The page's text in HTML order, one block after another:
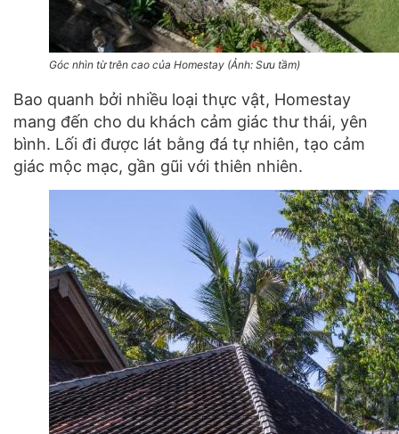
Góc nhìn từ trên cao của Homestay (Ảnh: Sưu tầm)
Bao quanh bởi nhiều loại thực vật, Homestay
mang đến cho du khách cảm giác thư thái, yên
bình. Lối đi được lát bằng đá tự nhiên, tạo cảm
giác mộc mạc, gần gũi với thiên nhiên.